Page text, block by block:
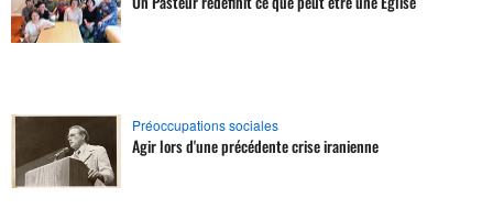
Préoccupations sociales
Agir lors d'une précédente crise iranienne